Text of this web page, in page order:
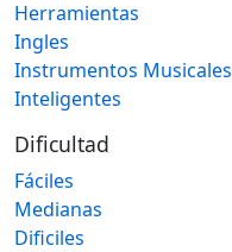
Herramientas
Ingles
Instrumentos Musicales
Inteligentes
Dificultad
Fáciles
Medianas
Dificiles